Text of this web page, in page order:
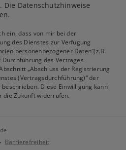
Die Datenschutzhinweise
ein, dass von mir bei der
des Dienstes zur Verfügung
personenbezogener Daten“(z.B.
Durchführung des Vertrages
„Abschluss der Registrierung
(Vertragsdurchführung)“ der
beschrieben. Diese Einwilligung kann
die Zukunft widerrufen.
Barrierefreiheit